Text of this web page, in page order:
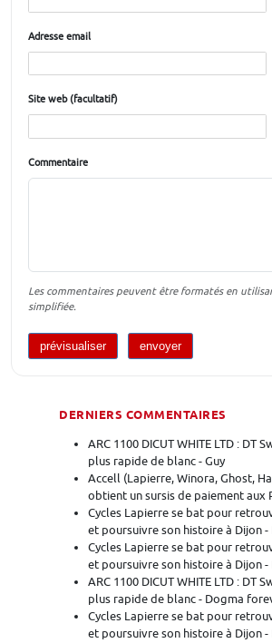
Adresse email
Site web (facultatif)
Commentaire
Les commentaires peuvent être formatés en
simplifiée.
DERNIERS COMMENTAIRES
ARC 1100 DICUT WHITE LTD : DT
plus rapide de blanc - Guy
Accell (Lapierre, Winora, Ghost,
obtient un sursis de paiement aux
Cycles Lapierre se bat pour
et poursuivre son histoire à Dijon -
Cycles Lapierre se bat pour
et poursuivre son histoire à Dijon
ARC 1100 DICUT WHITE LTD : DT
plus rapide de blanc - Dogma
Cycles Lapierre se bat pour
et poursuivre son histoire à Dijon -